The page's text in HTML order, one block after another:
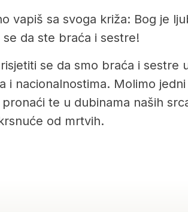
vapiš sa svoga križa: Bog je
da ste braća i sestre!
se da smo braća i sestre
i nacionalnostima. Molimo
te u dubinama naših
od mrtvih.